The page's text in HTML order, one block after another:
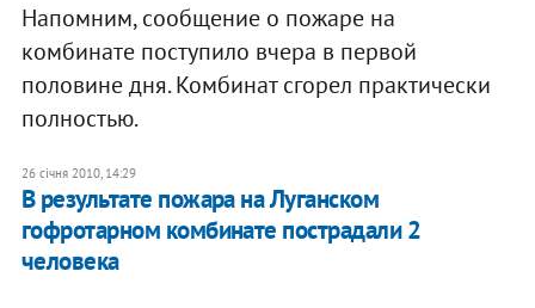
Напомним, сообщение о пожаре на
комбинате поступило вчера в первой
половине дня. Комбинат сгорел практически
полностью.
26 січня 2010, 14:29
В результате пожара на Луганском
гофротарном комбинате пострадали 2
человека